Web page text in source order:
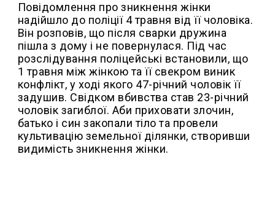
Повідомлення про зникнення жінки
надійшло до поліції 4 травня від її чоловіка.
Він розповів, що після сварки дружина
пішла з дому і не повернулася. Під час
розслідування поліцейські встановили, що
1 травня між жінкою та її свекром виник
конфлікт, у ході якого 47-річний чоловік її
задушив. Свідком вбивства став 23-річний
чоловік загиблої. Аби приховати злочин,
батько і син закопали тіло та провели
культивацію земельної ділянки, створивши
видимість зникнення жінки.